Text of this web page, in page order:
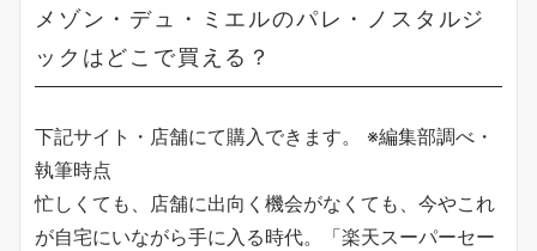
メゾン・デュ・ミエルのパレ・ノスタルジ
ックはどこで買える？
下記サイト・店舗にて購入できます。 ※編集部調べ・
執筆時点
忙しくても、店舗に出向く機会がなくても、今やこれ
が自宅にいながら手に入る時代。「楽天スーパーセー